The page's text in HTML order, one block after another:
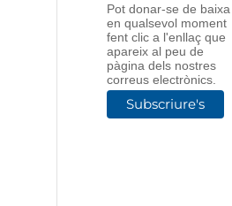
Pot donar-se de baixa
en qualsevol moment
fent clic a l'enllaç que
apareix al peu de
pàgina dels nostres
correus electrònics.